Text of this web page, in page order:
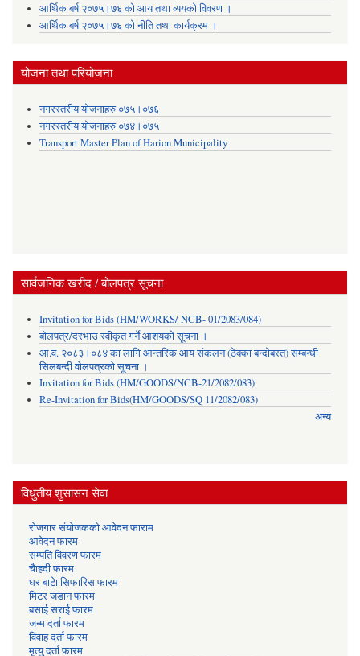
आर्थिक बर्ष २०७५।७६ को आय तथा व्ययकाे विवरण ।
आर्थिक बर्ष २०७५।७६ को नीति तथा कार्यक्रम ।
योजना तथा परियोजना
नगरस्तरीय योजनाहरु ०७५।०७६
नगरस्तरीय योजनाहरु ०७४।०७५
Transport Master Plan of Harion Municipality
सार्वजनिक खरीद / बोलपत्र सूचना
Invitation for Bids (HM/WORKS/ NCB- 01/2083/084)
बोलपत्र/दरभाउ स्वीकृत गर्ने आशयको सूचना ।
आ.व. २०८३।०८४ का लागि आन्तरिक आय संकलन (ठेक्का बन्दोबस्त) सम्बन्धी
सिलबन्दी वोलपत्रको सूचना ।
Invitation for Bids (HM/GOODS/NCB-21/2082/083)
Re-Invitation for Bids(HM/GOODS/SQ 11/2082/083)
अन्य
विधुतीय शुसासन सेवा
रोजगार संयोजकको आवेदन फाराम
आवेदन फारम
सम्पति विवरण फारम
चैाहदी फारम
घर बाटेा सिफारिस फारम
मिटर जडान फारम
बसाई सराई फारम
जन्म दर्ता फारम
विवाह दर्ता फारम
मृत्यु दर्ता फारम